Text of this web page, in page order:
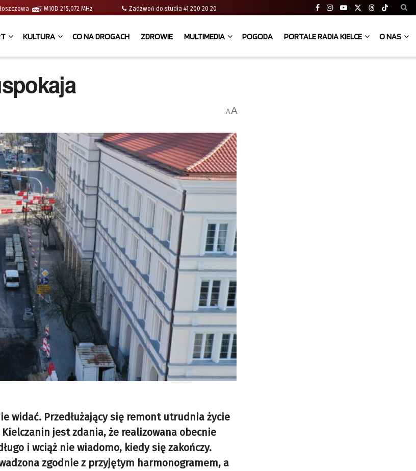
M10D 215,072 MHz Zadzwoń do studia 41 200 20 20
KULTURA CO NA DROGACH ZDROWIE MULTIMEDIA POGODA PORTALE RADIA KIELCE O NAS
AA
widać. Przedłużający się remont utrudnia życie
jest zdania, że realizowana obecnie
i wciąż nie wiadomo, kiedy się zakończy.
zgodnie z przyjętym harmonogramem, a